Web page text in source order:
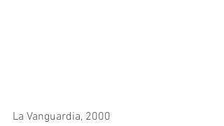
La Vanguardia, 2000